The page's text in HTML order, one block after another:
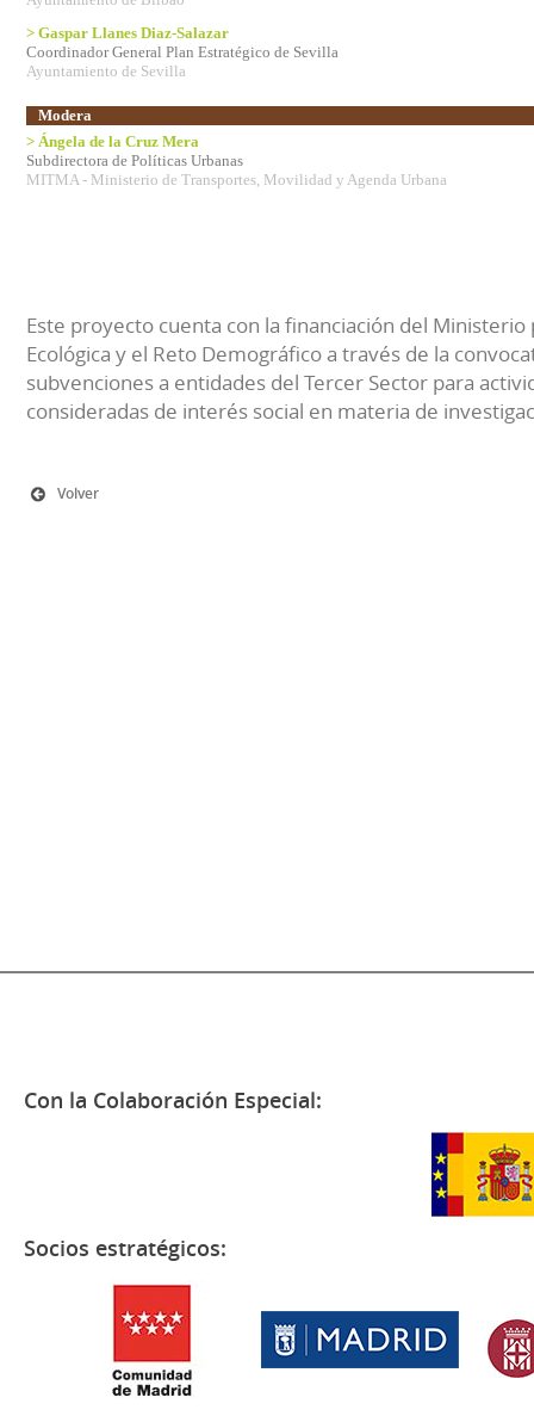
> Gaspar Llanes Diaz-Salazar
Coordinador General Plan Estratégico de Sevilla
Ayuntamiento de Sevilla
Modera
> Ángela de la Cruz Mera
Subdirectora de Políticas Urbanas
MITMA - Ministerio de Transportes, Movilidad y Agenda Urbana
Este proyecto cuenta con la financiación del Ministerio
Ecológica y el Reto Demográfico a través de la
subvenciones a entidades del Tercer Sector para
consideradas de interés social en materia de
Volver
Con la Colaboración Especial:
Socios estratégicos: